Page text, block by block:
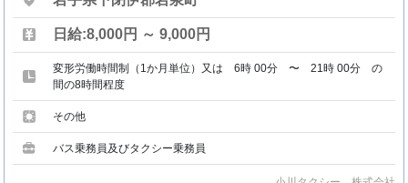
日給:8,000円 ～ 9,000円
変形労働時間制（1か月単位）又は 6時 00分 〜 21時 00分 の
間の8時間程度
その他
バス乗務員及びタクシー乗務員